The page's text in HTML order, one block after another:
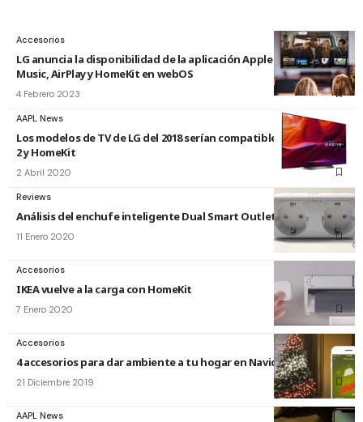
Accesorios
LG anuncia la disponibilidad de la aplicación Apple TV, Apple
Music, AirPlay y HomeKit en webOS
4 Febrero 2023
AAPL News
Los modelos de TV de LG del 2018 serían compatibles con AirPlay
2 y HomeKit
2 Abril 2020
Reviews
Análisis del enchufe inteligente Dual Smart Outlet de Satechi
11 Enero 2020
Accesorios
IKEA vuelve a la carga con HomeKit
7 Enero 2020
Accesorios
4 accesorios para dar ambiente a tu hogar en Navidad
21 Diciembre 2019
AAPL News